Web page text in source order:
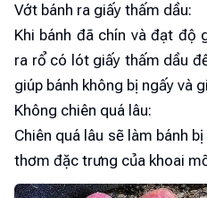
Vớt bánh ra giấy thấm dầu:
Khi bánh đã chín và đạt độ
ra rổ có lót giấy thấm dầu
giúp bánh không bị ngấy và
Không chiên quá lâu:
Chiên quá lâu sẽ làm bánh
thơm đặc trưng của khoai